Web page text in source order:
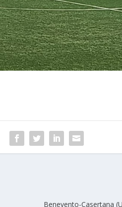
Benevento-Casertana